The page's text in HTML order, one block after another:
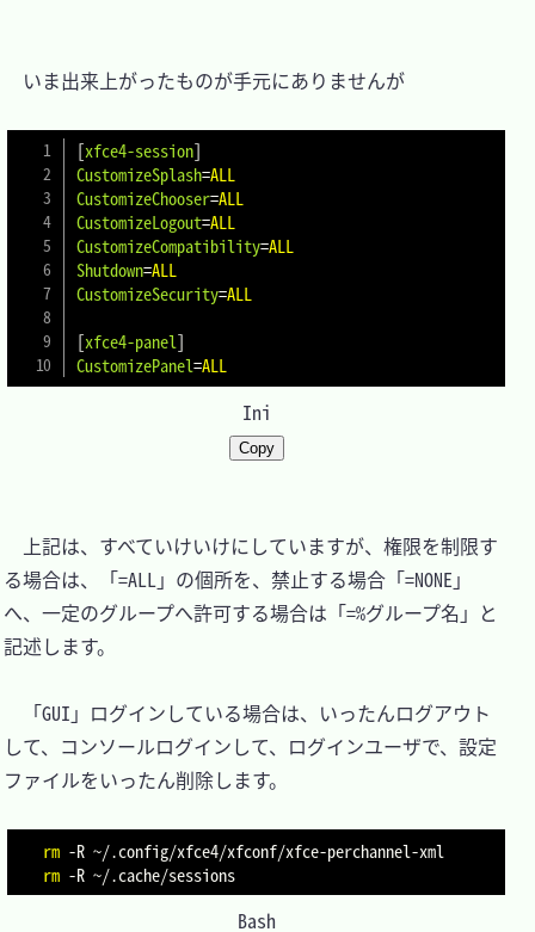
いま出来上がったものが手元にありませんが
[xfce4-session]
CustomizeSplash=ALL
CustomizeChooser=ALL
CustomizeLogout=ALL
CustomizeCompatibility=ALL
Shutdown=ALL
CustomizeSecurity=ALL
[xfce4-panel]
CustomizePanel=ALL
Ini
Copy
上記は、すべていけいけにしていますが、権限を制限す
る場合は、「=ALL」の個所を、禁止する場合「=NONE」
へ、一定のグループへ許可する場合は「=%グループ名」と
記述します。
「GUI」ログインしている場合は、いったんログアウト
して、コンソールログインして、ログインユーザで、設定
ファイルをいったん削除します。
rm -R
rm -R
Bash